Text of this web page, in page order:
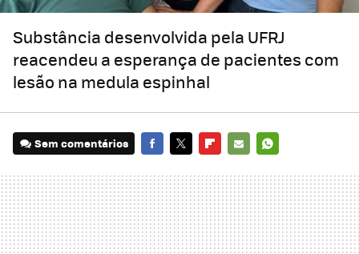
Substância desenvolvida pela UFRJ
reacendeu a esperança de pacientes com
lesão na medula espinhal
Sem comentários
MAIL